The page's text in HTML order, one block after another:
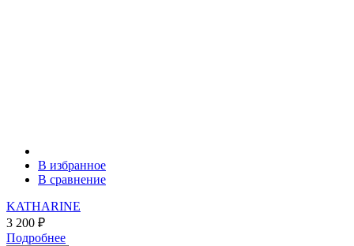
В избранное
В сравнение
KATHARINE
3 200 ₽
Подробнее